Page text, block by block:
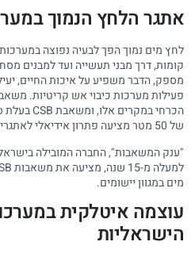
אתגר הלחץ הנמוך
לחץ מים נמוך הפך לבעיה נפוצה
קומות, דרך מבני תעשייה ועד למבנים
מספק, הדבר משפיע על איכות החיים,
פעילות מערכות כיבוי אש קריטיות.
של 50 מטר מציעה פתרון אידיאלי לאתגרים אלו.
"ענק המשאבות", החברה המובילה
מים במגוון יישומים.
עוצמה איטלקית
הישראליות